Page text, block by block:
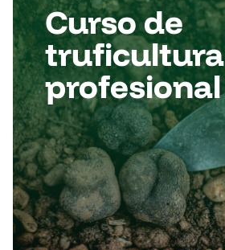
Curso de
truficultura
profesional